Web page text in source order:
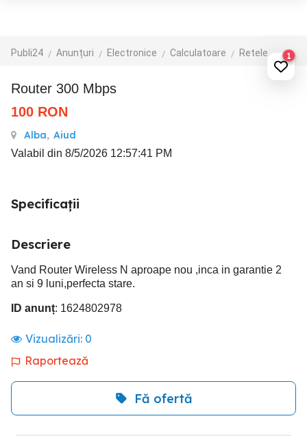
Publi24 Anunțuri Electronice Calculatoare Retele 1
Router 300 Mbps
100 RON
Alba, Aiud
Valabil din 8/5/2026 12:57:41 PM
Specificații
Descriere
Vand Router Wireless N aproape nou ,inca in garantie 2
an si 9 luni,perfecta stare.
ID anunț: 1624802978
Vizualizări: 0
Raportează
Fă ofertă